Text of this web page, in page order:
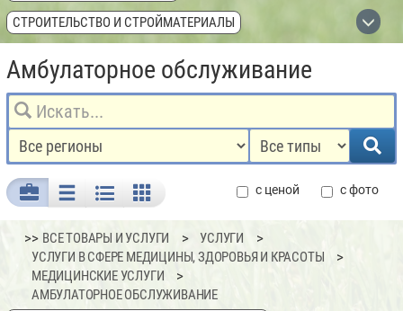
СТРОИТЕЛЬСТВО И СТРОЙМАТЕРИАЛЫ
ТОПЛИВНАЯ ПРОМЫШЛЕННОСТЬ
ТЕХНИКА, ОБОРУДОВАНИЕ, КОМПЛЕКТУЮЩИЕ
НЕДВИЖИМОСТЬ И ЗЕМЛЯ
Амбулаторное обслуживание
с ценой с фото
>>ВСЕ ТОВАРЫ И УСЛУГИ
УСЛУГИ
УСЛУГИ В СФЕРЕ МЕДИЦИНЫ, ЗДОРОВЬЯ И КРАСОТЫ
МЕДИЦИНСКИЕ УСЛУГИ
АМБУЛАТОРНОЕ ОБСЛУЖИВАНИЕ